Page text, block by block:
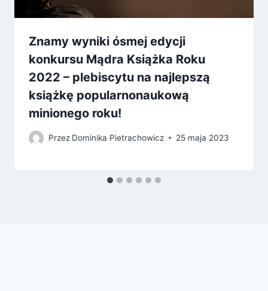
Znamy wyniki ósmej edycji
konkursu Mądra Książka Roku
2022 – plebiscytu na najlepszą
książkę popularnonaukową
minionego roku!
Przez Dominika Pietrachowicz 25 maja 2023